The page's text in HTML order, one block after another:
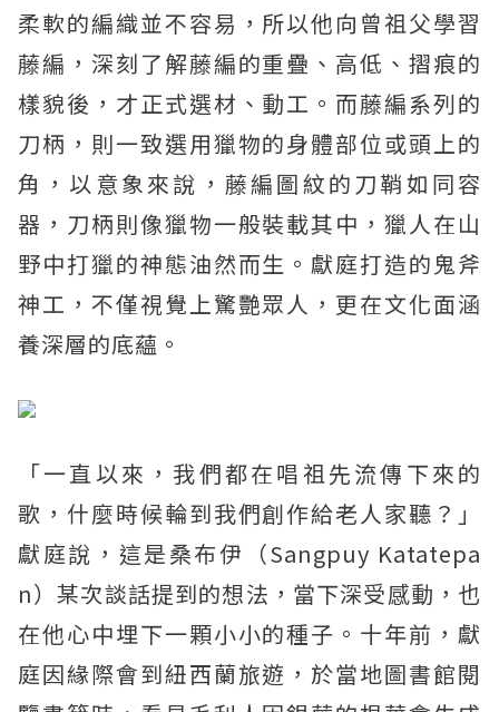
柔軟的編織並不容易，所以他向曾祖父學習
藤編，深刻了解藤編的重疊、高低、摺痕的
樣貌後，才正式選材、動工。而藤編系列的
刀柄，則一致選用獵物的身體部位或頭上的
角，以意象來說，藤編圖紋的刀鞘如同容
器，刀柄則像獵物一般裝載其中，獵人在山
野中打獵的神態油然而生。獻庭打造的鬼斧
神工，不僅視覺上驚艷眾人，更在文化面涵
養深層的底蘊。
「一直以來，我們都在唱祖先流傳下來的
歌，什麼時候輪到我們創作給老人家聽？」
獻庭說，這是桑布伊（Sangpuy Katatepa
n）某次談話提到的想法，當下深受感動，也
在他心中埋下一顆小小的種子。十年前，獻
庭因緣際會到紐西蘭旅遊，於當地圖書館閱